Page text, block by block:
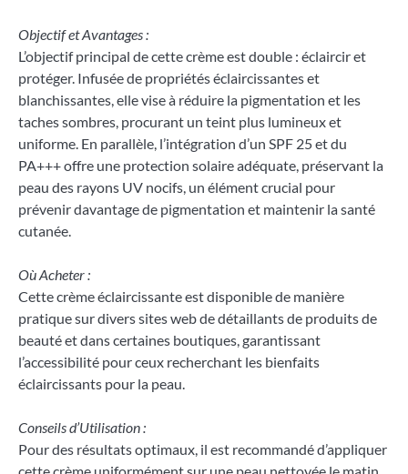
Objectif et Avantages :
L’objectif principal de cette crème est double : éclaircir et
protéger. Infusée de propriétés éclaircissantes et
blanchissantes, elle vise à réduire la pigmentation et les
taches sombres, procurant un teint plus lumineux et
uniforme. En parallèle, l’intégration d’un SPF 25 et du
PA+++ offre une protection solaire adéquate, préservant la
peau des rayons UV nocifs, un élément crucial pour
prévenir davantage de pigmentation et maintenir la santé
cutanée.
Où Acheter :
Cette crème éclaircissante est disponible de manière
pratique sur divers sites web de détaillants de produits de
beauté et dans certaines boutiques, garantissant
l’accessibilité pour ceux recherchant les bienfaits
éclaircissants pour la peau.
Conseils d’Utilisation :
Pour des résultats optimaux, il est recommandé d’appliquer